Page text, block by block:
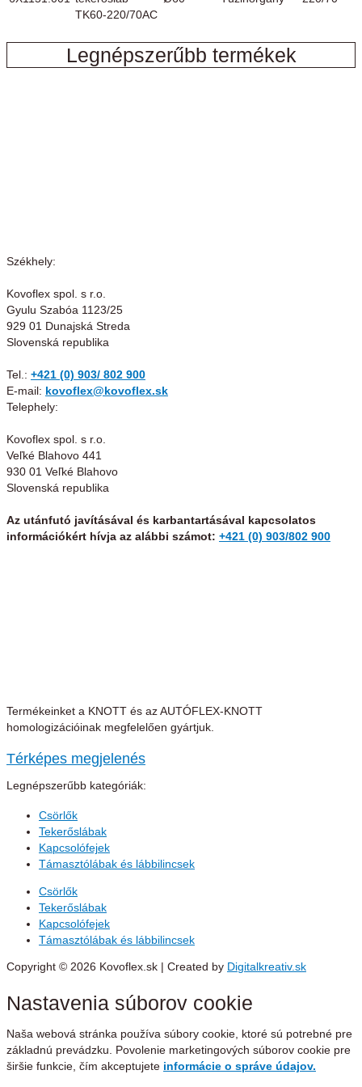
TK60-220/70AC
Legnépszerűbb termékek
Székhely:
Kovoflex spol. s r.o.
Gyulu Szabóa 1123/25
929 01 Dunajská Streda
Slovenská republika
Tel.: +421 (0) 903/ 802 900
E-mail: kovoflex@kovoflex.sk
Telephely:
Kovoflex spol. s r.o.
Veľké Blahovo 441
930 01 Veľké Blahovo
Slovenská republika
Az utánfutó javításával és karbantartásával kapcsolatos
információkért hívja az alábbi számot: +421 (0) 903/802 900
Termékeinket a KNOTT és az AUTÓFLEX-KNOTT
homologizációinak megfelelően gyártjuk.
Térképes megjelenés
Legnépszerűbb kategóriák:
Csörlők
Tekerőslábak
Kapcsolófejek
Támasztólábak és lábbilincsek
Csörlők
Tekerőslábak
Kapcsolófejek
Támasztólábak és lábbilincsek
Copyright © 2026 Kovoflex.sk | Created by Digitalkreativ.sk
Nastavenia súborov cookie
Naša webová stránka používa súbory cookie, ktoré sú potrebné pre
základnú prevádzku. Povolenie marketingových súborov cookie pre
širšie funkcie, čím akceptujete informácie o správe údajov.